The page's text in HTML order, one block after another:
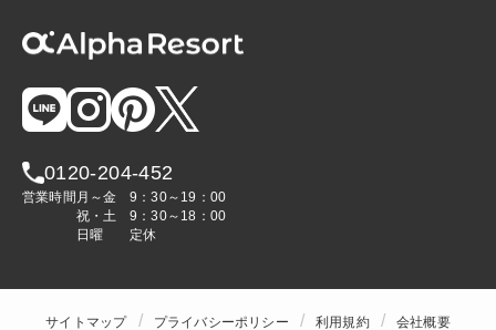
0120-204-452
営業時間 月～金
9：30～19：00
祝・土
9：30～18：00
日曜
定休
サイトマップ プライバシーポリシー 利用規約 会社概要